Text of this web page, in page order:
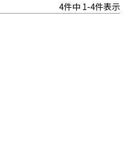
4件中 1-4件表示